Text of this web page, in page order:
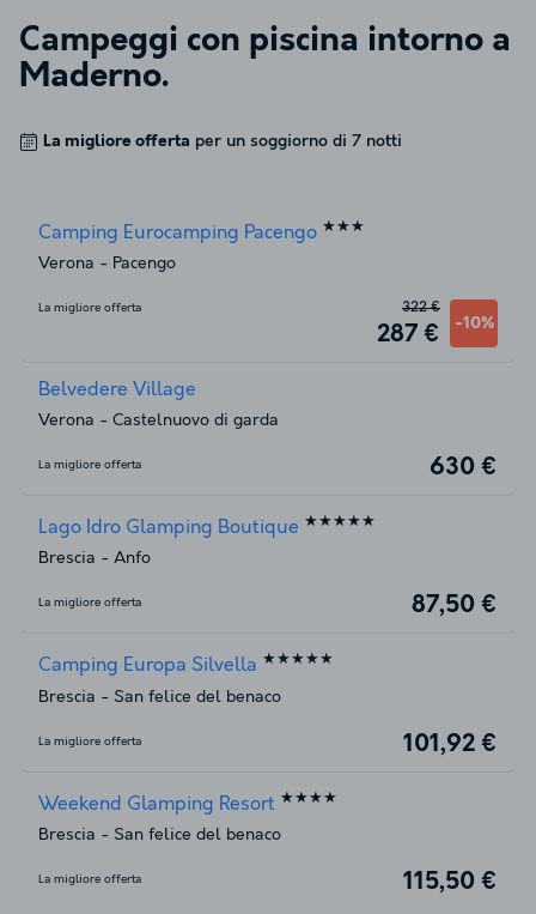
Campeggi con piscina intorno a
Maderno.
La migliore offerta per un soggiorno di 7 notti
Camping Eurocamping Pacengo ★★★
Verona - Pacengo
La migliore offerta
287 € -10%
322 €
Belvedere Village
Verona - Castelnuovo di garda
La migliore offerta 630 €
Lago Idro Glamping Boutique ★★★★★
Brescia - Anfo
La migliore offerta 87,50 €
Camping Europa Silvella ★★★★★
Brescia - San felice del benaco
La migliore offerta 101,92 €
Weekend Glamping Resort ★★★★
Brescia - San felice del benaco
La migliore offerta 115,50 €